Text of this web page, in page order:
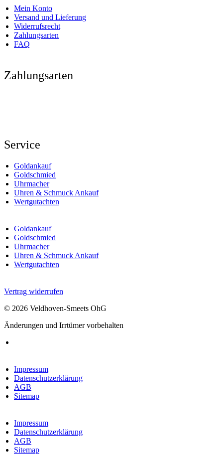
Mein Konto
Versand und Lieferung
Widerrufsrecht
Zahlungsarten
FAQ
Zahlungsarten
Service
Goldankauf
Goldschmied
Uhrmacher
Uhren & Schmuck Ankauf
Wertgutachten
Goldankauf
Goldschmied
Uhrmacher
Uhren & Schmuck Ankauf
Wertgutachten
Vertrag widerrufen
© 2026 Veldhoven-Smeets OhG
Änderungen und Irrtümer vorbehalten
Impressum
Datenschutzerklärung
AGB
Sitemap
Impressum
Datenschutzerklärung
AGB
Sitemap